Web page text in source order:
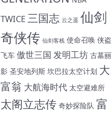
TWICE三国志 云之遥 仙剑
奇侠传 仙剑客栈 使命召唤 侠盗
飞车 傲世三国 发明工坊 古墓丽
影 圣安地列斯 坎巴拉太空计划 大
富翁 大航海时代 太空避难所
太阁立志传 奇妙探险队 富